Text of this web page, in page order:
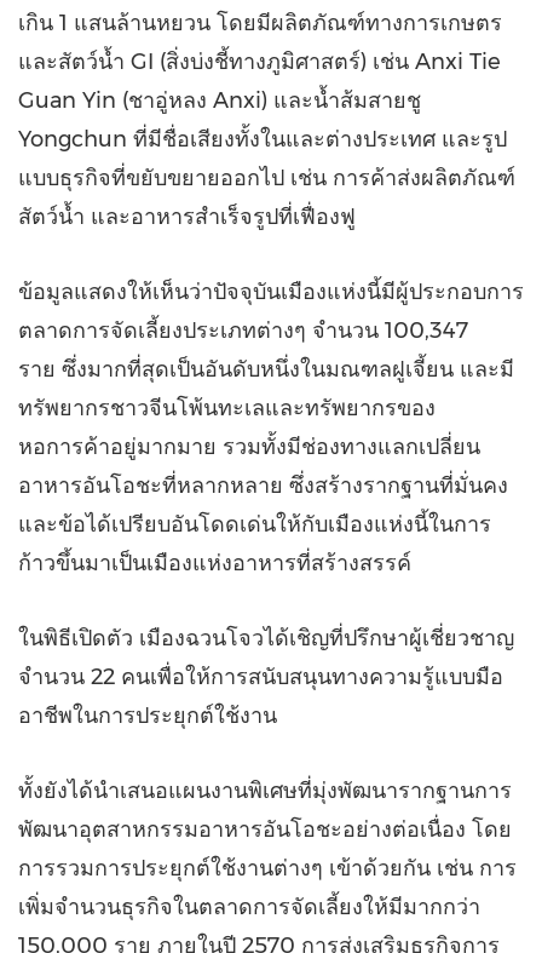
เกิน 1 แสนล้านหยวน โดยมีผลิตภัณฑ์ทางการเกษตร
และสัตว์น้ำ GI (สิ่งบ่งชี้ทางภูมิศาสตร์) เช่น Anxi Tie
Guan Yin (ชาอู่หลง Anxi) และน้ำส้มสายชู
Yongchun ที่มีชื่อเสียงทั้งในและต่างประเทศ และรูป
แบบธุรกิจที่ขยับขยายออกไป เช่น การค้าส่งผลิตภัณฑ์
สัตว์น้ำ และอาหารสำเร็จรูปที่เฟื่องฟู
ข้อมูลแสดงให้เห็นว่าปัจจุบันเมืองแห่งนี้มีผู้ประกอบการ
ตลาดการจัดเลี้ยงประเภทต่างๆ จำนวน 100,347
ราย ซึ่งมากที่สุดเป็นอันดับหนึ่งในมณฑลฝูเจี้ยน และมี
ทรัพยากรชาวจีนโพ้นทะเลและทรัพยากรของ
หอการค้าอยู่มากมาย รวมทั้งมีช่องทางแลกเปลี่ยน
อาหารอันโอชะที่หลากหลาย ซึ่งสร้างรากฐานที่มั่นคง
และข้อได้เปรียบอันโดดเด่นให้กับเมืองแห่งนี้ในการ
ก้าวขึ้นมาเป็นเมืองแห่งอาหารที่สร้างสรรค์
ในพิธีเปิดตัว เมืองฉวนโจวได้เชิญที่ปรึกษาผู้เชี่ยวชาญ
จำนวน 22 คนเพื่อให้การสนับสนุนทางความรู้แบบมือ
อาชีพในการประยุกต์ใช้งาน
ทั้งยังได้นำเสนอแผนงานพิเศษที่มุ่งพัฒนารากฐานการ
พัฒนาอุตสาหกรรมอาหารอันโอชะอย่างต่อเนื่อง โดย
การรวมการประยุกต์ใช้งานต่างๆ เข้าด้วยกัน เช่น การ
เพิ่มจำนวนธุรกิจในตลาดการจัดเลี้ยงให้มีมากกว่า
150,000 ราย ภายในปี 2570 การส่งเสริมธุรกิจการ